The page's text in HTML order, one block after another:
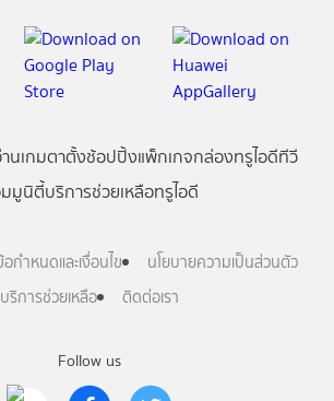
Follow us
นเกมตาตั้งช้อปปิ้งแพ็กเกจกล่องทรูไอดีทีวี
มูนิตี้บริการช่วยเหลือทรูไอดี
อกำหนดและเงื่อนไข
นโยบายความเป็นส่วนตัว
บริการช่วยเหลือ
ติดต่อเรา